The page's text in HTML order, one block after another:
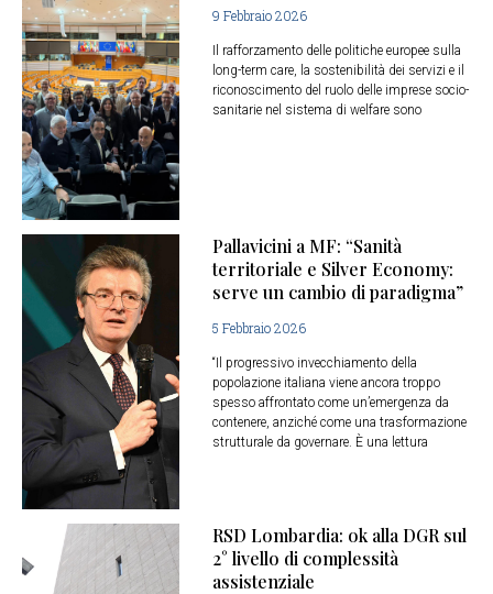
9 Febbraio 2026
Il rafforzamento delle politiche europee sulla
long-term care, la sostenibilità dei servizi e il
riconoscimento del ruolo delle imprese socio-
sanitarie nel sistema di welfare sono
Pallavicini a MF: “Sanità
territoriale e Silver Economy:
serve un cambio di paradigma”
5 Febbraio 2026
“Il progressivo invecchiamento della
popolazione italiana viene ancora troppo
spesso affrontato come un’emergenza da
contenere, anziché come una trasformazione
strutturale da governare. È una lettura
RSD Lombardia: ok alla DGR sul
2° livello di complessità
assistenziale